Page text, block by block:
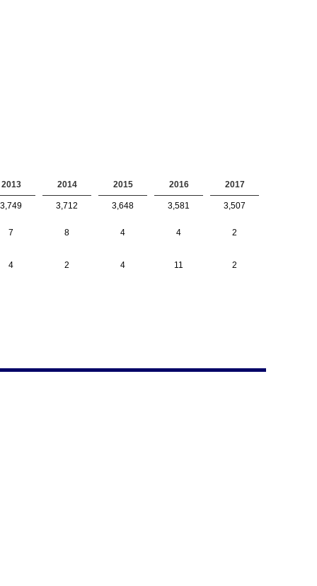
2013 2014 2015 2016 2017
3,749 3,712 3,648 3,581 3,507
7 8 4 4 2
4 2 4 11 2